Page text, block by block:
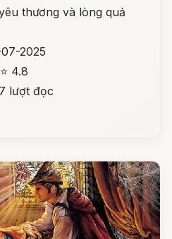
thương và lòng quả
2025
⭐ 4.8
lượt đọc